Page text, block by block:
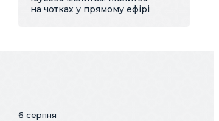
на чотках у прямому ефірі
6 серпня